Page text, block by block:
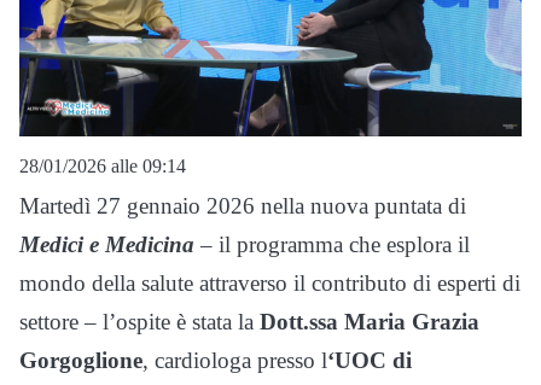
28/01/2026 alle 09:14
Martedì 27 gennaio 2026 nella nuova puntata di
Medici e Medicina – il programma che esplora il
mondo della salute attraverso il contributo di esperti di
settore – l’ospite è stata la Dott.ssa Maria Grazia
Gorgoglione, cardiologa presso l‘UOC di